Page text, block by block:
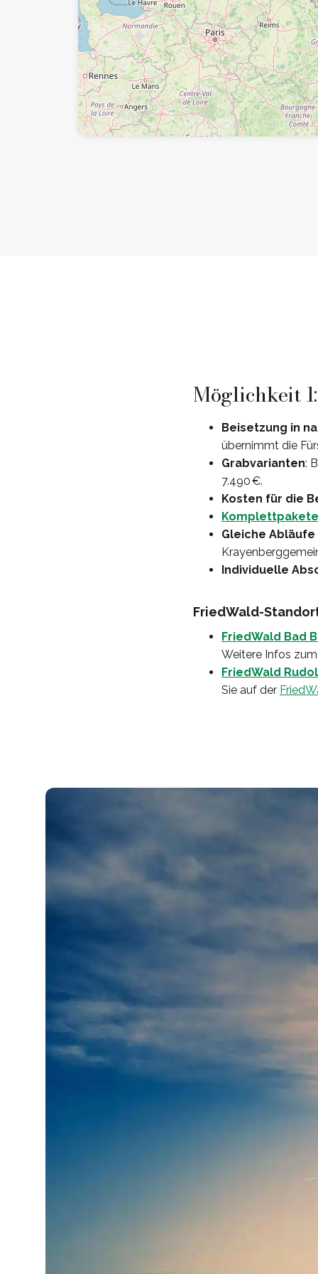
Möglichkeit
Beisetzung in
übernimmt die
Grabvarianten:
7.490 €.
Kosten für die
Komplettpakete
Gleiche Abläufe
Individuelle
FriedWald-
FriedWald Bad
Weitere Infos
FriedWald
Sie auf der